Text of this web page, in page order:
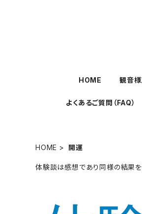
HOME 観音
よくあるご質問（FAQ）
HOME 開運
体験談は感想であり同様の結果を